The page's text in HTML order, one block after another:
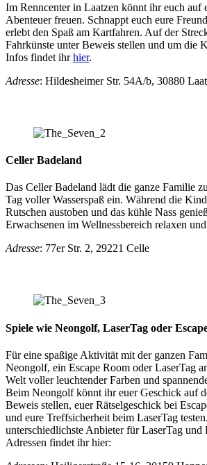
Im Renncenter in Laatzen könnt ihr euch auf
Abenteuer freuen. Schnappt euch eure
erlebt den Spaß am Kartfahren. Auf der
Fahrkünste unter Beweis stellen und um die
Infos findet ihrhier.
Adresse: Hildesheimer Str. 54A/b, 30880
Celler Badeland
Das Celler Badeland lädt die ganze Familie
Tag voller Wasserspaß ein. Während die
Rutschen austoben und das kühle Nass
Erwachsenen im Wellnessbereich relaxen
Adresse: 77er Str. 2, 29221 Celle
Spiele wie Neongolf, LaserTag oder
Für eine spaßige Aktivität mit der ganzen
Neongolf, ein Escape Room oder LaserTag
Welt voller leuchtender Farben und
Beim Neongolf könnt ihr euer Geschick auf
Beweis stellen, euer Rätselgeschick bei
und eure Treffsicherheit beim LaserTag
unterschiedlichste Anbieter für LaserTag und
Adressen findet ihr hier: